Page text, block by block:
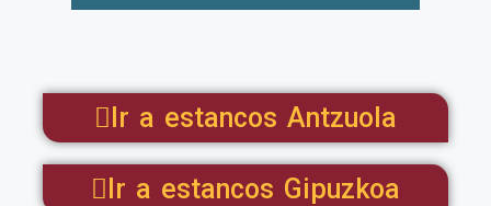
Ir a estancos Antzuola
Ir a estancos Gipuzkoa